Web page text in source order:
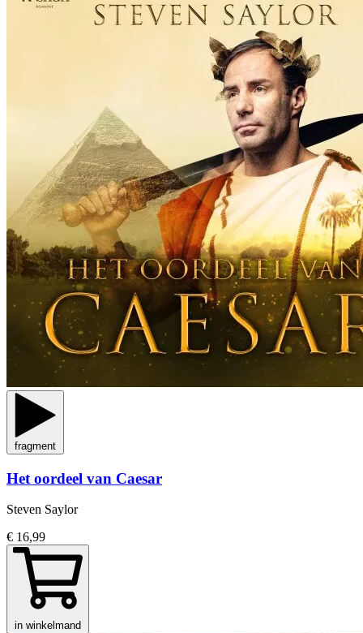
fragment
Het oordeel van Caesar
Steven Saylor
€ 16,99
in winkelmand